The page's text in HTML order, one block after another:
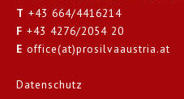
T +43 664/4416214
F +43 4276/2054 20
E office(at)prosilvaaustria.at
Datenschutz